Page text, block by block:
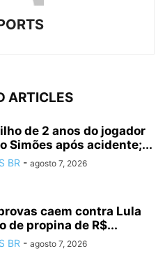
ARTICLES
de 2 anos do jogador
Simões após acidente;...
BR - agosto 7, 2026
caem contra Lula
de propina de R$...
BR - agosto 7, 2026